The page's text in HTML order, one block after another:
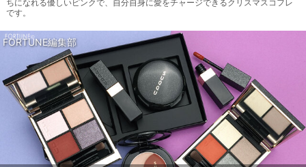
ちになれる優しいピンクで、自分自身に愛をチャージできるクリスマスコフレ
です。
FORTUNE編集部